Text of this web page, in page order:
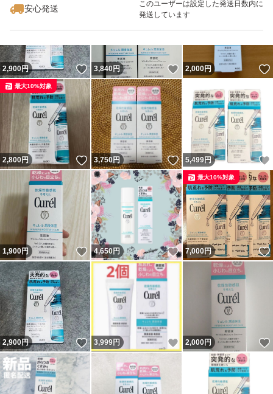
安心発送
このユーザーは設定した発送日数内に
発送しています
2,900円 いいね！
3,840 円 いいね！
2,000円
2,800円 いいね！
最大10%対象
3,750円 いいね！
5,499円
1,900円 いいね！
4,650円 いいね！
7,000円
最大10%対象
2,900円 いいね！
3,999円 いいね！
2,000円